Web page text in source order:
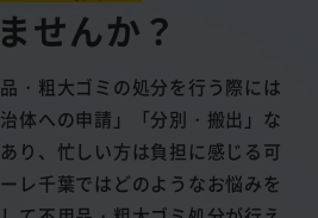
せんか？
・粗大ゴミの処分を行う際には
体への申請」「分別・搬出」な
り、忙しい方は負担に感じる可
レ千葉ではどのようなお悩みを